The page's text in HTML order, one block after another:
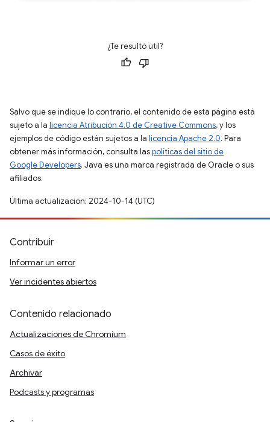
¿Te resultó útil?
Salvo que se indique lo contrario, el contenido de esta página está
sujeto a la licencia Atribución 4.0 de Creative Commons, y los
ejemplos de código están sujetos a la licencia Apache 2.0. Para
obtener más información, consulta laspolíticas del sitio de
Google Developers. Java es una marca registrada de Oracle o sus
afiliados.
Última actualización: 2024-10-14 (UTC)
Contribuir
Informar un error
Ver incidentes abiertos
Contenido relacionado
Actualizaciones de Chromium
Casos de éxito
Archivar
Podcasts y programas